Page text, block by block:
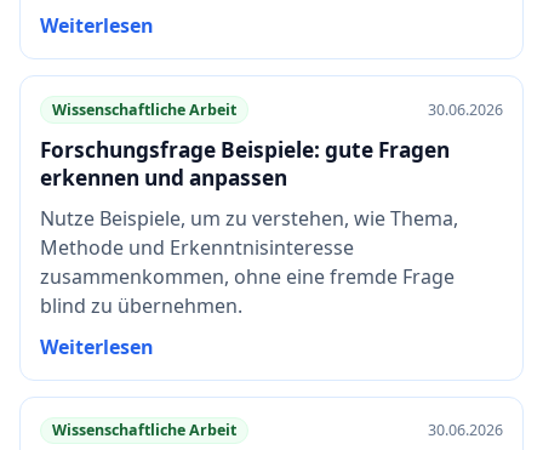
Weiterlesen
Wissenschaftliche Arbeit 30.06.2026
Forschungsfrage Beispiele: gute Fragen
erkennen und anpassen
Nutze Beispiele, um zu verstehen, wie Thema,
Methode und Erkenntnisinteresse
zusammenkommen, ohne eine fremde Frage
blind zu übernehmen.
Weiterlesen
Wissenschaftliche Arbeit 30.06.2026